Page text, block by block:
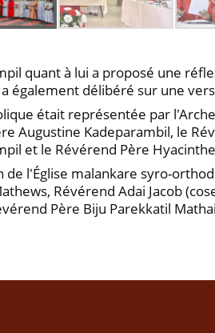
quant à lui a proposé une
également délibéré sur une
était représentée par
Augustine Kadeparambil, le
et le Révérend Père
de l'Église malankare syro-
Révérend Adai Jacob
Père Biju Parekkatil